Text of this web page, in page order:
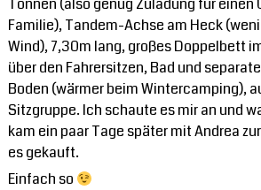
Familie), Tandem-Achse am Heck
Wind), 7,30m lang, großes Doppelbett
über den Fahrersitzen, Bad und
Boden (wärmer beim Wintercamping),
Sitzgruppe. Ich schaute es mir an und
kam ein paar Tage später mit Andrea
es gekauft.
Einfach so